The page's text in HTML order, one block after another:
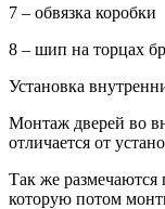
7 – обвязка коробки
8 – шип на торцах
Установка
Монтаж дверей во
отличается от
Так же размечаются
которую потом